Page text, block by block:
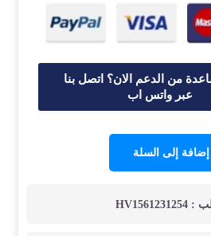
من الدعم الان؟ اتصل بنا
عبر واتس اب
إضافة إلى السلة
:
HV1561231254